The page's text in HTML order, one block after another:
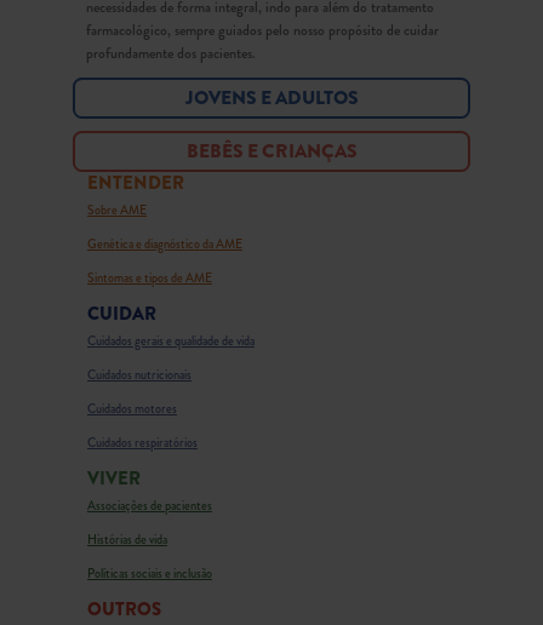
necessidades de forma integral, indo para além do tratamento
farmacológico, sempre guiados pelo nosso propósito de cuidar
profundamente dos pacientes.
JOVENS E ADULTOS
BEBÊS E CRIANÇAS
ENTENDER
Sobre AME
Genética e diagnóstico da AME
Sintomas e tipos de AME
CUIDAR
Cuidados gerais e qualidade de vida
Cuidados nutricionais
Cuidados motores
Cuidados respiratórios
VIVER
Associações de pacientes
Histórias de vida
Políticas sociais e inclusão
OUTROS